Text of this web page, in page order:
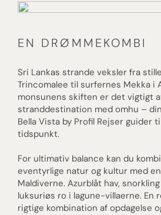
EN DRØMMEKOMBI
Sri Lankas strande veksler fra
Trincomalee til surfernes Mekka i
monsunens skiften er det vigtigt
stranddestination med omhu –
Bella Vista by Profil Rejser guider
tidspunkt.
For ultimativ balance kan du
eventyrlige natur og kultur med
Maldiverne. Azurblåt hav,
luksuriøs ro i lagune-villaerne. En
rigtige kombination af opdagelse